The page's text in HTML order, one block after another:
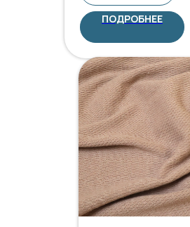
ПОДРОБНЕЕ